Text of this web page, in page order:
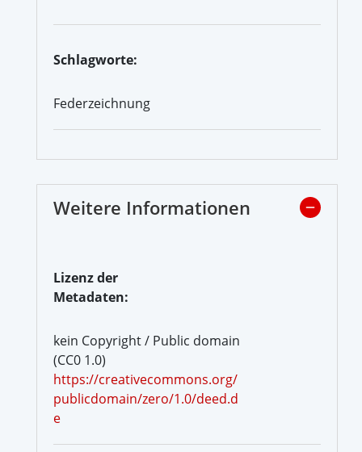
Schlagworte:
Federzeichnung
Weitere Informationen
Lizenz der
Metadaten:
kein Copyright / Public domain
(CC0 1.0)
https://creativecommons.org/
publicdomain/zero/1.0/deed.d
e